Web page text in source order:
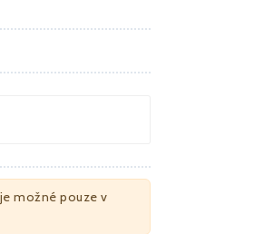
možné pouze v